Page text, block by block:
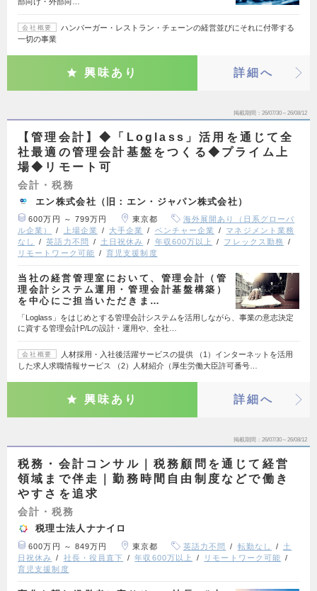
会社概要
ハンバーガー・レストラン・チェーンの経営並びにそれに付帯する
一切の事業
興味あり 詳細へ
掲載期間 26/07/30～26/08/12
【管理会計】◆「Loglass」活用を通じて全
社最適の管理会計基盤をつくる◆プライム上
場◆リモート可
会計・税務
エン株式会社（旧：エン・ジャパン株式会社）
600万円 ～ 799万円 東京都
海外展開あり（日系グローバ
ル企業）
上場企業 大手企業 ベンチャー企業
マネジメント業務
なし
英語力不問 土日祝休み 年収600万以上
フレックス勤務
リモートワーク可能
育児支援制度
当社の経営管理室において、管理会計（管
理会計システム運用・管理会計基盤構築）
を中心にご担当いただきま…
「Loglass」をはじめとする管理会計システムを活用しながら、事業の意志決定
に資する管理会計P/Lの設計・運用や、全社…
会社概要
人材採用・入社後活躍サービスの提供 （1）インターネットを活用
した求人求職情報サービス （2）人材紹介（厚生労働大臣許可番号…
興味あり 詳細へ
掲載期間 26/07/30～26/08/12
税務・会計コンサル｜税務顧問を通じて経営
領域まで伴走｜勤務時間自由制度などで働き
やすさを追求
会計・税務
税理士法人ナナイロ
600万円 ～ 849万円 東京都 英語力不問 転勤なし
土
日祝休み
社長・役員直下 年収600万以上
リモートワーク可能
育児支援制度